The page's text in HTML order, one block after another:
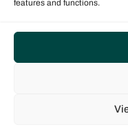
features and functions.